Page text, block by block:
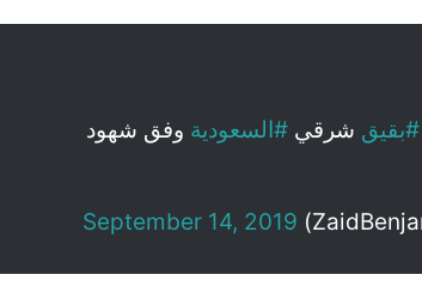
#بقيق شرقي #السعودية وفق شهود
September 14, 2019